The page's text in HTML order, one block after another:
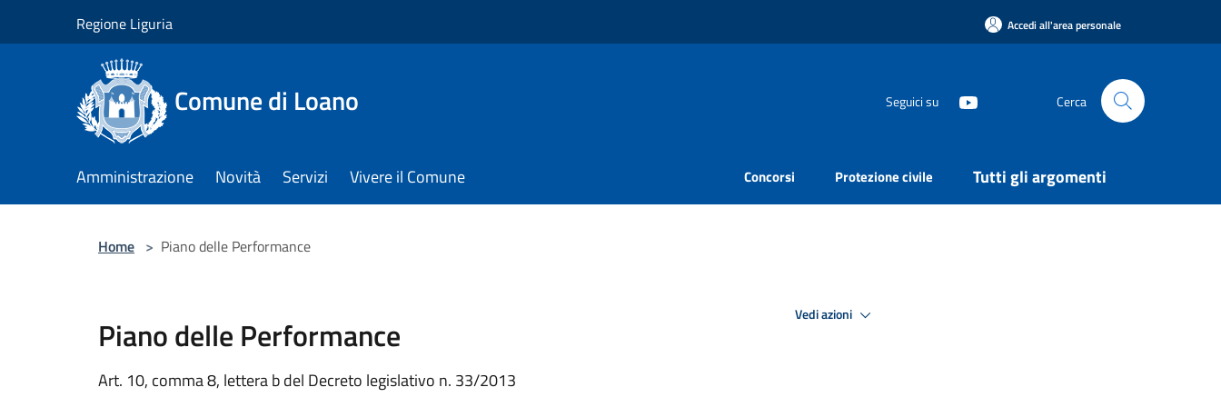
Regione Liguria Accedi all'area personale
Comune di Loano Seguici su Cerca
Amministrazione Novità Servizi Vivere il Comune Concorsi Protezione civile Tutti gli argomenti
Home > Piano delle Performance
Piano delle Performance
Art. 10, comma 8, lettera b del Decreto legislativo n. 33/2013
Vedi azioni